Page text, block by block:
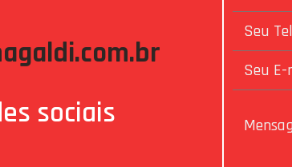
sociais